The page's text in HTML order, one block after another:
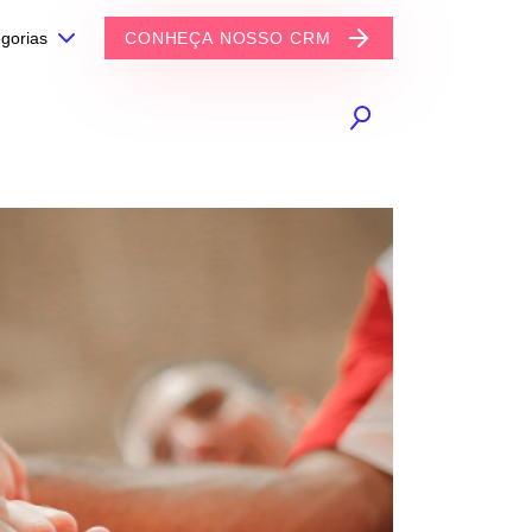
CONHEÇA NOSSO CRM